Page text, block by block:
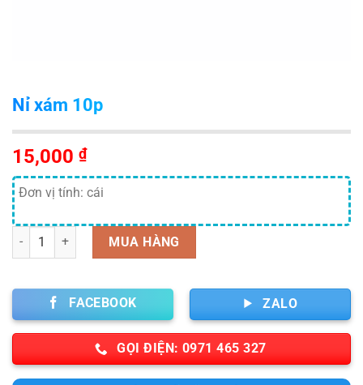
Nỉ xám 10p
15,000 ₫
Đơn vị tính: cái
Số lượng MUA HÀNG
FACEBOOK ZALO
GỌI ĐIỆN: 0971 465 327